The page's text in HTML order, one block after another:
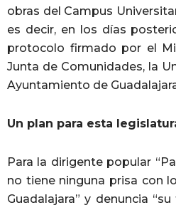
obras del Campus
es decir, en los días
protocolo firmado por el
Junta de Comunidades, la
Ayuntamiento de
Un plan para esta
Para la dirigente popular
no tiene ninguna prisa con
Guadalajara” y denuncia